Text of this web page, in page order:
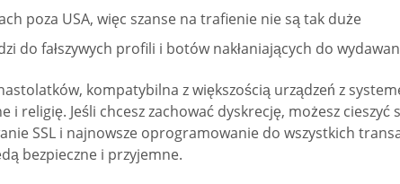
poza USA, więc szanse na trafienie nie są tak duże
do fałszywych profili i botów nakłaniających do
kompatybilna z większością urządzeń z
i religię. Jeśli chcesz zachować dyskrecję, możesz
SSL i najnowsze oprogramowanie do wszystkich
bezpieczne i przyjemne.